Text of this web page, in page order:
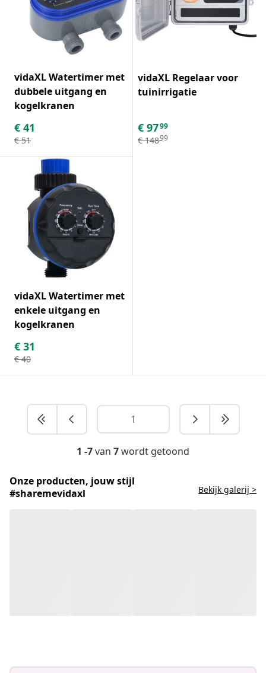
vidaXL Watertimer met
dubbele uitgang en
kogelkranen
€ 41
€ 51
vidaXL Regelaar voor
tuinirrigatie
€ 9799
€ 14899
vidaXL Watertimer met
enkele uitgang en
kogelkranen
€ 31
€ 40
1 -7van 7wordt getoond
Onze producten, jouw stijl
#sharemevidaxl
Bekijk galerij >